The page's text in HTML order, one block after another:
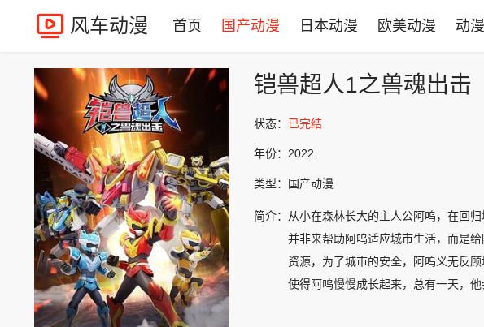
风车动漫 首页 国产动漫 日本动漫 欧美动漫 动
铠兽超人1之兽魂出击
状态： 已完结
年份： 2022
类型： 国产动漫
简介：
从小在森林长大的主人公阿呜，在回
并非来帮助阿呜适应城市生活，而是
资源，为了城市的安全，阿呜义无反
使得阿呜慢慢成长起来，总有一天，